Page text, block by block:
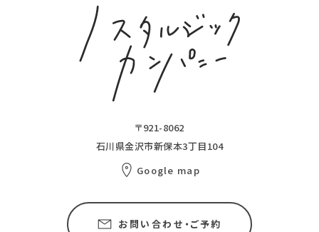
〒921-8062
石川県金沢市新保本3丁目104
Google map
お問い合わせ・ご予約